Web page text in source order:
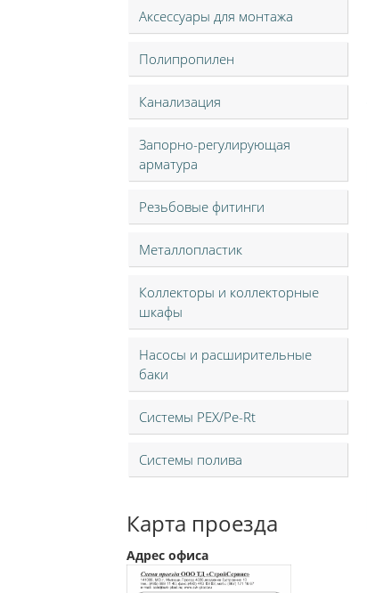
Аксессуары для монтажа
Полипропилен
Канализация
Запорно-регулирующая
арматура
Резьбовые фитинги
Металлопластик
Коллекторы и коллекторные
шкафы
Насосы и расширительные
баки
Системы PEX/Pe-Rt
Системы полива
Карта проезда
Адрес офиса